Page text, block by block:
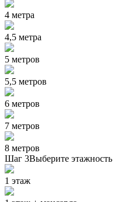
4 метра
4,5 метра
5 метров
5,5 метров
6 метров
7 метров
8 метров
Шаг 3Выберите этажность
1 этаж